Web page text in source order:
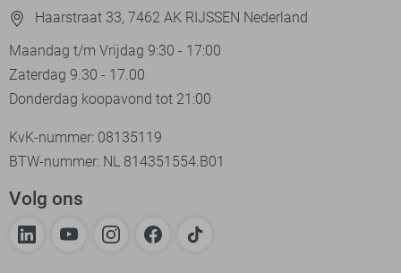
Haarstraat 33, 7462 AK RIJSSEN Nederland
Maandag t/m Vrijdag 9:30 - 17:00
Zaterdag 9.30 - 17.00
Donderdag koopavond tot 21:00
KvK-nummer: 08135119
BTW-nummer: NL 814351554.B01
Volg ons